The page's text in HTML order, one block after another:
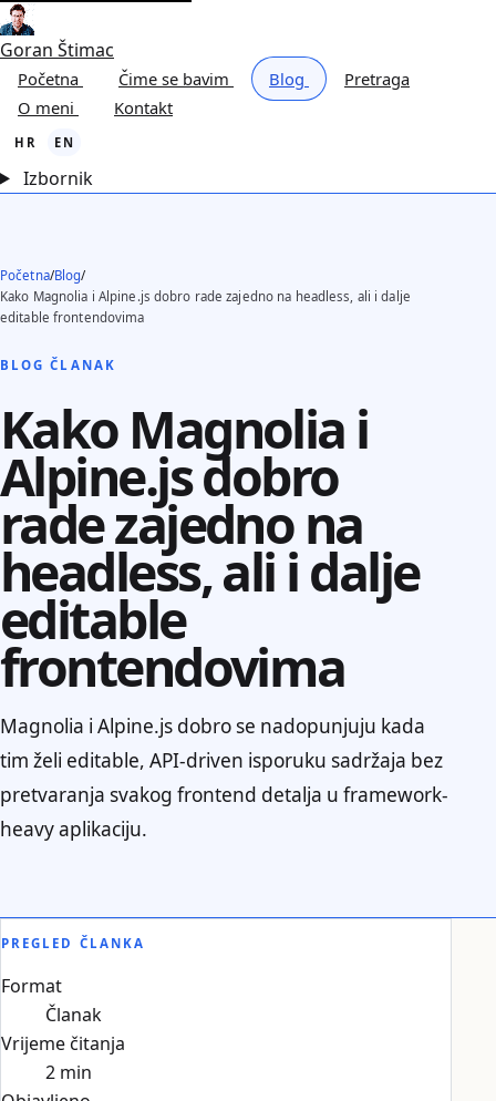
Goran Štimac
Početna Čime se bavim Blog
Pretraga
O meni
Kontakt
HR EN
Izbornik
Početna/Blog/
Kako Magnolia i Alpine.js dobro rade zajedno na headless, ali i dalje
editable frontendovima
BLOG ČLANAK
Kako Magnolia i
Alpine.js dobro
rade zajedno na
headless, ali i dalje
editable
frontendovima
Magnolia i Alpine.js dobro se nadopunjuju kada
tim želi editable, API-driven isporuku sadržaja bez
pretvaranja svakog frontend detalja u framework-
heavy aplikaciju.
PREGLED ČLANKA
Format
Članak
Vrijeme čitanja
2 min